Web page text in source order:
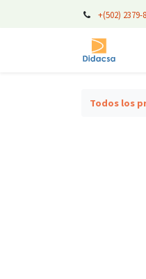
+(502) 2379-
Todos los